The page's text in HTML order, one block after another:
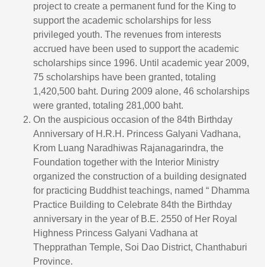
project to create a permanent fund for the King to
support the academic scholarships for less
privileged youth. The revenues from interests
accrued have been used to support the academic
scholarships since 1996. Until academic year 2009,
75 scholarships have been granted, totaling
1,420,500 baht. During 2009 alone, 46 scholarships
were granted, totaling 281,000 baht.
On the auspicious occasion of the 84th Birthday
Anniversary of H.R.H. Princess Galyani Vadhana,
Krom Luang Naradhiwas Rajanagarindra, the
Foundation together with the Interior Ministry
organized the construction of a building designated
for practicing Buddhist teachings, named “ Dhamma
Practice Building to Celebrate 84th the Birthday
anniversary in the year of B.E. 2550 of Her Royal
Highness Princess Galyani Vadhana at
Thepprathan Temple, Soi Dao District, Chanthaburi
Province.